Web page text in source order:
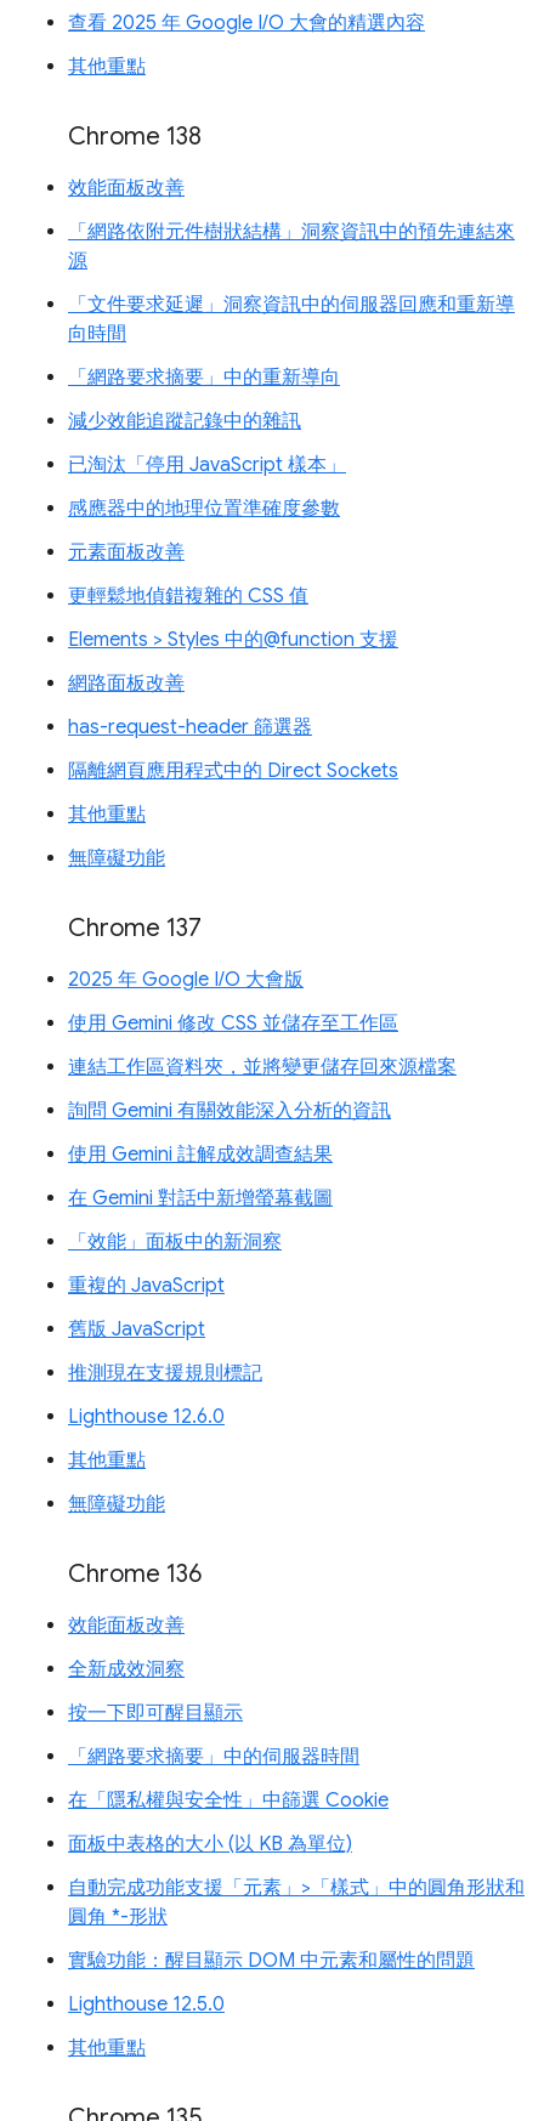
查看 2025 年 Google I/O 大會的精選內容
其他重點
Chrome 138
效能面板改善
「網路依附元件樹狀結構」洞察資訊中的預先連結來
源
「文件要求延遲」洞察資訊中的伺服器回應和重新導
向時間
「網路要求摘要」中的重新導向
減少效能追蹤記錄中的雜訊
已淘汰「停用 JavaScript 樣本」
感應器中的地理位置準確度參數
元素面板改善
更輕鬆地偵錯複雜的 CSS 值
Elements > Styles 中的@function 支援
網路面板改善
has-request-header 篩選器
隔離網頁應用程式中的 Direct Sockets
其他重點
無障礙功能
Chrome 137
2025 年 Google I/O 大會版
使用 Gemini 修改 CSS 並儲存至工作區
連結工作區資料夾，並將變更儲存回來源檔案
詢問 Gemini 有關效能深入分析的資訊
使用 Gemini 註解成效調查結果
在 Gemini 對話中新增螢幕截圖
「效能」面板中的新洞察
重複的 JavaScript
舊版 JavaScript
推測現在支援規則標記
Lighthouse 12.6.0
其他重點
無障礙功能
Chrome 136
效能面板改善
全新成效洞察
按一下即可醒目顯示
「網路要求摘要」中的伺服器時間
在「隱私權與安全性」中篩選 Cookie
面板中表格的大小 (以 KB 為單位)
自動完成功能支援「元素」>「樣式」中的圓角形狀和
圓角 *-形狀
實驗功能：醒目顯示 DOM 中元素和屬性的問題
Lighthouse 12.5.0
其他重點